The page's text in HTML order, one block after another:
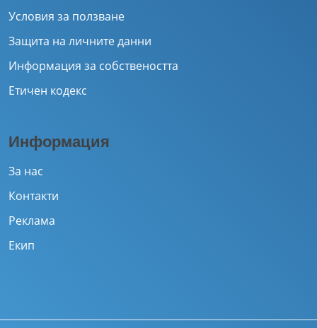
Условия за ползване
Защита на личните данни
Информация за собствеността
Етичен кодекс
Информация
За нас
Контакти
Реклама
Екип